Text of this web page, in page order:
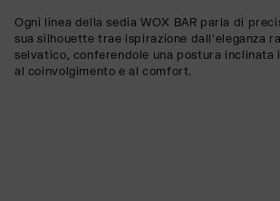
Ogni linea della sedia WOX BAR parla di
sua silhouette trae ispirazione dall'eleganza
selvatico, conferendole una postura inclinata
al coinvolgimento e al comfort.